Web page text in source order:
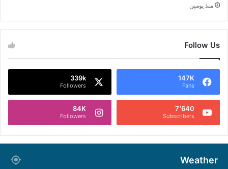
منذ يومين
Follow Us
147K
Fans
339k
Followers
7٬640
Subscribers
84K
Followers
Weather